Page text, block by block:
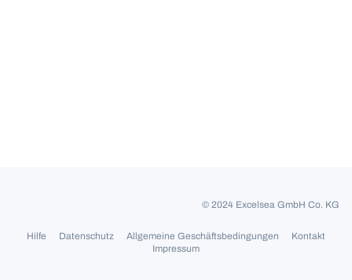
© 2024 Excelsea GmbH Co. KG
Hilfe Datenschutz Allgemeine Geschäftsbedingungen
Kontakt
Impressum